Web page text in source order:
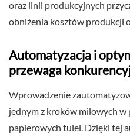
oraz linii produkcyjnych
obniżenia kosztów produkcji
Automatyzacja i
przewaga
Wprowadzenie
jednym z kroków milowych w
papierowych tulei. Dzięki tej